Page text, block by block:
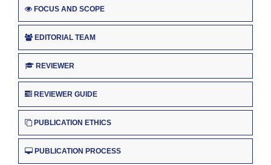
FOCUS AND SCOPE
EDITORIAL TEAM
REVIEWER
REVIEWER GUIDE
PUBLICATION ETHICS
PUBLICATION PROCESS